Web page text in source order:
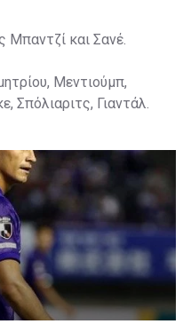
Μπαντζί και Σανέ.
Μεντιούμπ,
Σπόλιαριτς, Γιαντάλ.